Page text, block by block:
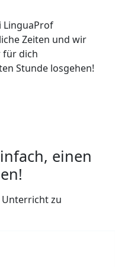
LinguaProf
Zeiten und wir
für dich
Stunde losgehen!
einen
zu